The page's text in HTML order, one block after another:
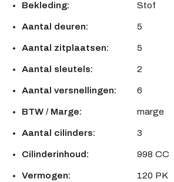
Bekleding: Stof
Aantal deuren: 5
Aantal zitplaatsen: 5
Aantal sleutels: 2
Aantal versnellingen: 6
BTW / Marge: marge
Aantal cilinders: 3
Cilinderinhoud: 998 CC
Vermogen: 120 PK